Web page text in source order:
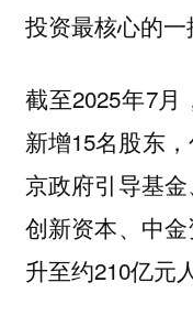
投资最核心的一
截至2025年7月
新增15名股东
京政府引导基
创新资本、中
升至约210亿元